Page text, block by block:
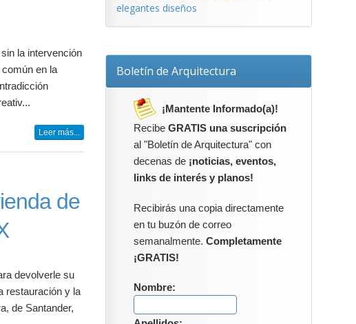
la intervención
en la
Leer más...
de
devolverle su
restauración y la
de Santander,
elegantes diseños
Boletín de Arquitectura
¡Mantente Informado(a)!
Recibe GRATIS una suscripción
al "Boletín de Arquitectura" con
decenas de ¡noticias, eventos,
links de interés y planos!
Recibirás una copia directamente
en tu buzón de correo
semanalmente. Completamente
¡GRATIS!
Nombre: